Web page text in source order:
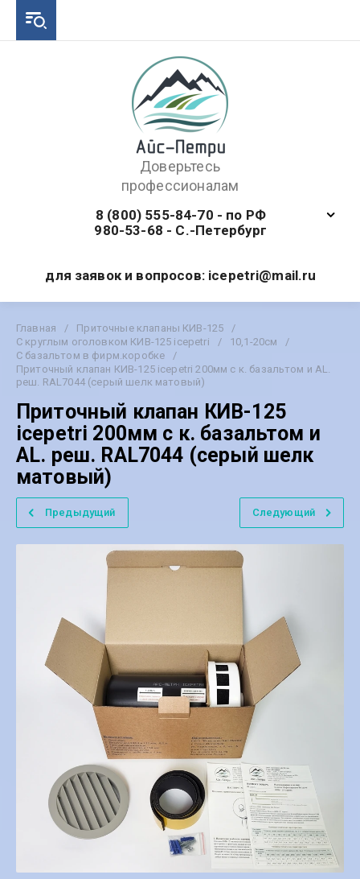
Доверьтесь
профессионалам
8 (800) 555-84-70 - по РФ
980-53-68 - С.-Петербург
для заявок и вопросов: icepetri@mail.ru
Главная / Приточные клапаны КИВ-125
/
С круглым оголовком КИВ-125 icepetri
/ 10,1-20см
/
С базальтом в фирм.коробке
/
Приточный клапан КИВ-125 icepetri 200мм с к. базальтом и AL.
реш. RAL7044 (серый шелк матовый)
Приточный клапан КИВ-125
icepetri 200мм с к. базальтом и
AL. реш. RAL7044 (серый шелк
матовый)
Предыдущий Следующий